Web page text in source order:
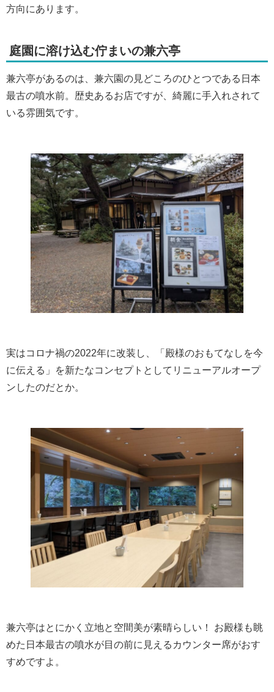
方向にあります。
庭園に溶け込む佇まいの兼六亭
兼六亭があるのは、兼六園の見どころのひとつである日本
最古の噴水前。歴史あるお店ですが、綺麗に手入れされて
いる雰囲気です。
実はコロナ禍の2022年に改装し、「殿様のおもてなしを今
に伝える」を新たなコンセプトとしてリニューアルオープ
ンしたのだとか。
兼六亭はとにかく立地と空間美が素晴らしい！ お殿様も眺
めた日本最古の噴水が目の前に見えるカウンター席がおす
すめですよ。